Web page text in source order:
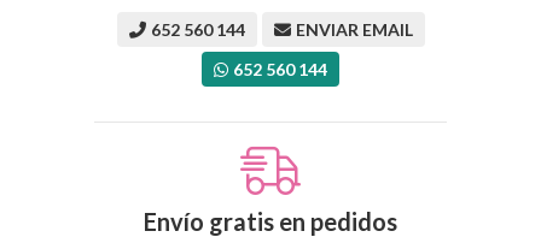
652 560 144
ENVIAR EMAIL
652 560 144
Envío gratis en pedidos